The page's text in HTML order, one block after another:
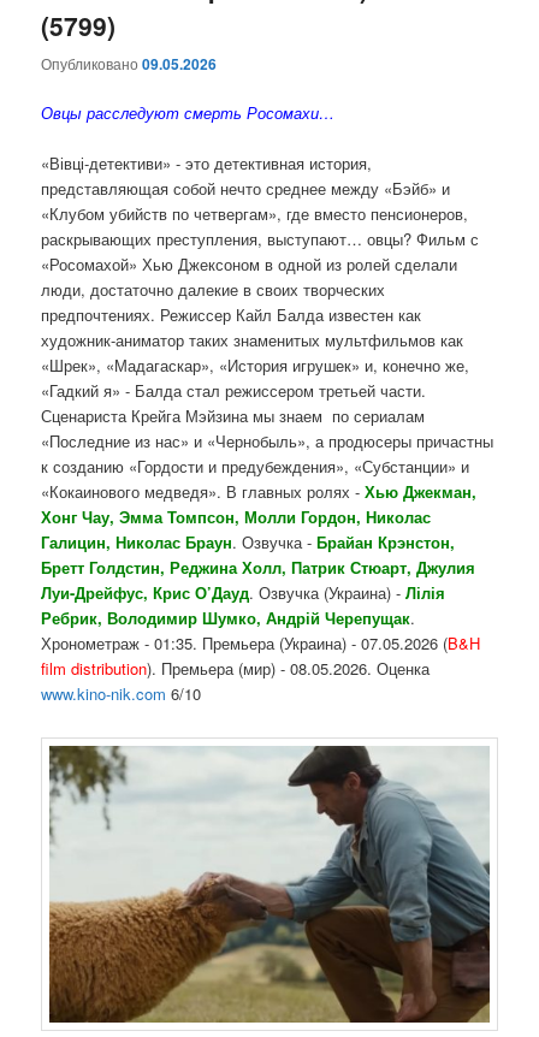
(5799)
Опубликовано09.05.2026
Овцы расследуют смерть Росомахи…
«Вівці-детективи» - это детективная история,
представляющая собой нечто среднее между «Бэйб» и
«Клубом убийств по четвергам», где вместо пенсионеров,
раскрывающих преступления, выступают… овцы? Фильм с
«Росомахой» Хью Джексоном в одной из ролей сделали
люди, достаточно далекие в своих творческих
предпочтениях. Режиссер Кайл Балда известен как
художник-аниматор таких знаменитых мультфильмов как
«Шрек», «Мадагаскар», «История игрушек» и, конечно же,
«Гадкий я» - Балда стал режиссером третьей части.
Сценариста Крейга Мэйзина мы знаем по сериалам
«Последние из нас» и «Чернобыль», а продюсеры причастны
к созданию «Гордости и предубеждения», «Субстанции» и
«Кокаинового медведя». В главных ролях -Хью Джекман,
Хонг Чау, Эмма Томпсон, Молли Гордон, Николас
Галицин, Николас Браун. Озвучка -Брайан Крэнстон,
Бретт Голдстин, Реджина Холл, Патрик Стюарт, Джулия
Луи-Дрейфус, Крис О’Дауд. Озвучка (Украина) -Лілія
Ребрик, Володимир Шумко, Андрій Черепущак.
Хронометраж - 01:35. Премьера (Украина) - 07.05.2026 (B&H
film distribution). Премьера (мир) - 08.05.2026. Оценка
www.kino-nik.com 6/10